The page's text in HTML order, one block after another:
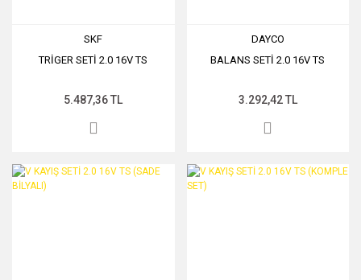
SKF
TRİGER SETİ 2.0 16V TS
5.487,36 TL
DAYCO
BALANS SETİ 2.0 16V TS
3.292,42 TL